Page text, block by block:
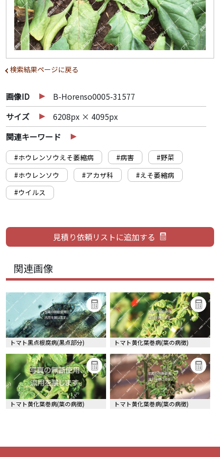
検索結果ページに戻る
画像ID
B-Horenso0005-31577
サイズ
6208px × 4095px
関連キーワード
#ホウレンソウえそ萎縮病 #病害
#野菜
#ホウレンソウ
#アカザ科
#えそ萎縮病
#ウイルス
関連画像
トマト黒点根腐病(黒点部分) トマト黄化葉巻病(葉の病徴)
トマト黄化葉巻病(葉の病徴) トマト黄化葉巻病(葉の病徴)